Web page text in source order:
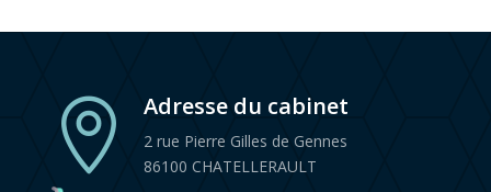
 Adresse du cabinet
2 rue Pierre Gilles de Gennes
86100 CHATELLERAULT